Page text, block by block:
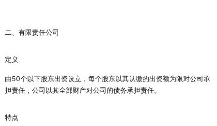
二、有限责任公司
定义
由50个以下股东出资设立，每个股东以其认缴的出资额为限对公司承
担责任，公司以其全部财产对公司的债务承担责任。
特点